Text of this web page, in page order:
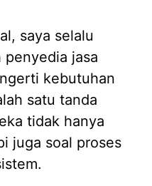
saya selalu
penyedia jasa
kebutuhan
satu tanda
tidak hanya
juga soal proses